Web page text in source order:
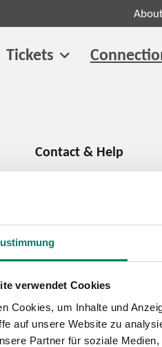
verwendet Cookies
Cookies, um Inhalte und
auf unsere Website zu
Partner für soziale
Tickets
on accessibility